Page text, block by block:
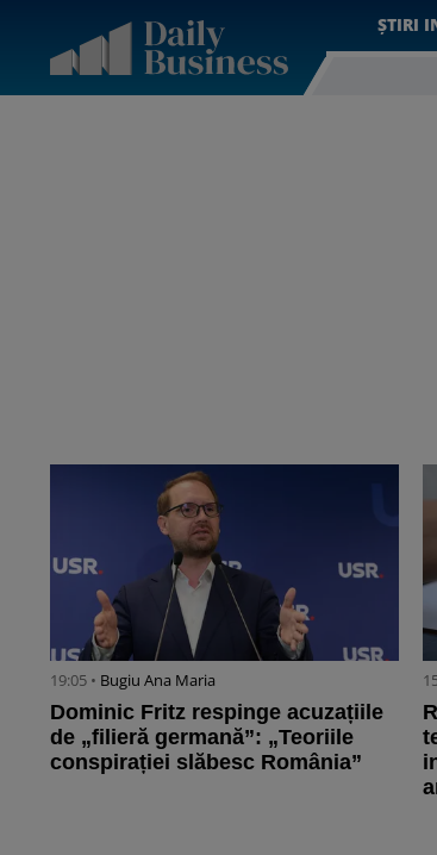
ȘTIRI
19:05 • Bugiu ⁠Ana Maria
Dominic Fritz respinge acuzațiile
de „filieră germană”: „Teoriile
conspirației slăbesc România”